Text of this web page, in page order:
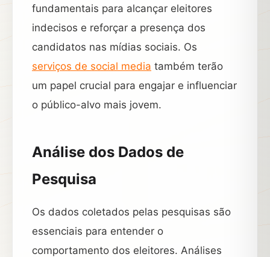
fundamentais para alcançar eleitores
indecisos e reforçar a presença dos
candidatos nas mídias sociais. Os
serviços de social media também terão
um papel crucial para engajar e influenciar
o público-alvo mais jovem.
Análise dos Dados de
Pesquisa
Os dados coletados pelas pesquisas são
essenciais para entender o
comportamento dos eleitores. Análises